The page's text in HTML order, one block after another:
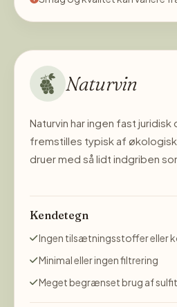
Naturvin
Naturvin har ingen fast juridisk
fremstilles typisk af
druer med så lidt indgriben
Kendetegn
Ingen tilsætningsstoffer eller
Minimal eller ingen filtrering
Meget begrænset brug af